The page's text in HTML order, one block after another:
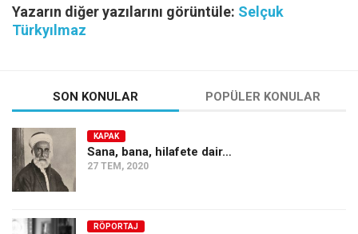
Yazarın diğer yazılarını görüntüle: Selçuk
Türkyılmaz
SON KONULAR POPÜLER KONULAR
KAPAK
Sana, bana, hilafete dair…
27 TEM, 2020
RÖPORTAJ